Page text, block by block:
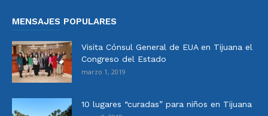
MENSAJES POPULARES
Visita Cónsul General de EUA en Tijuana el
Congreso del Estado
marzo 1, 2019
10 lugares “curadas” para niños en Tijuana